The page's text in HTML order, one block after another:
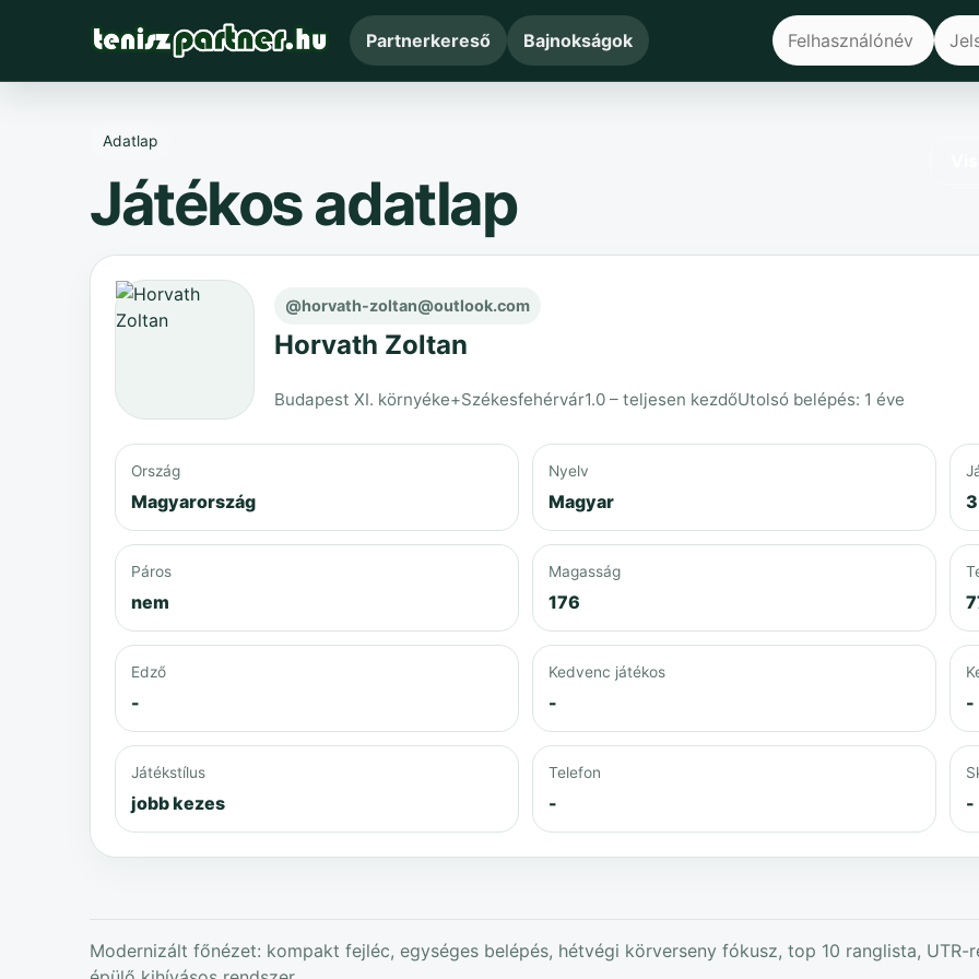
Partnerkereső Bajnokságok
Adatlap
Játékos adatlap
@horvath-zoltan@outlook.com
Horvath Zoltan
Budapest XI. környéke+Székesfehérvár1.0 – teljesen kezdőUtolsó belépés: 1 éve
Ország
Magyarország
Nyelv
Magyar 3
Páros
nem
Magasság
176
Edző
-
Kedvenc játékos
- -
Játékstílus
jobb kezes
Telefon
- -
Modernizált főnézet: kompakt fejléc, egységes belépés, hétvégi körverseny fókusz, top 10 ranglista,